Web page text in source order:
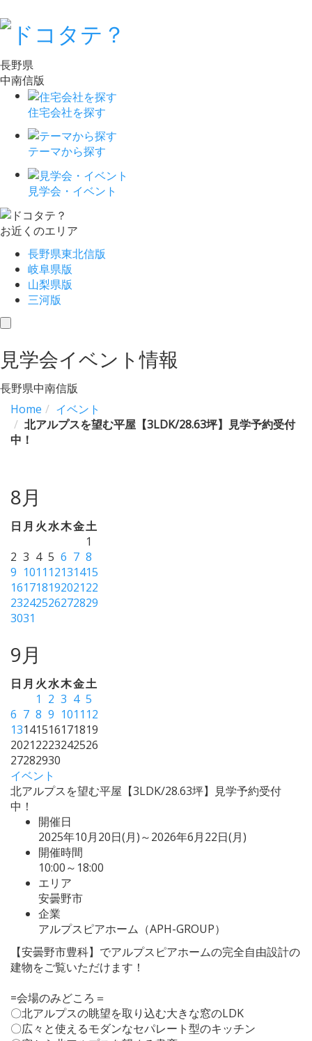
長野県
中南信版
住宅会社を探す
テーマから探す
見学会・イベント
お近くのエリア
長野県東北信版
岐阜県版
山梨県版
三河版
toggle
見学会イベント情報
長野県中南信版
Home
イベント
北アルプスを望む平屋【3LDK/28.63坪】見学予約受付
中！
8月
日 月 火水木金土
1
2 3 4 5 6 7 8
9 1011 12131415
16171819202122
23242526272829
3031
9月
日 月 火水木金土
1 2 3 4 5
6 7 8 9 1011 12
13141516171819
20212223242526
27282930
イベント
北アルプスを望む平屋【3LDK/28.63坪】見学予約受付
中！
開催日
2025年10月20日(月)～2026年6月22日(月)
開催時間
10:00～18:00
エリア
安曇野市
企業
アルプスピアホーム（APH-GROUP）
【安曇野市豊科】でアルプスピアホームの完全自由設計の
建物をご覧いただけます！
=会場のみどころ＝
〇北アルプスの眺望を取り込む大きな窓のLDK
〇広々と使えるモダンなセパレート型のキッチン